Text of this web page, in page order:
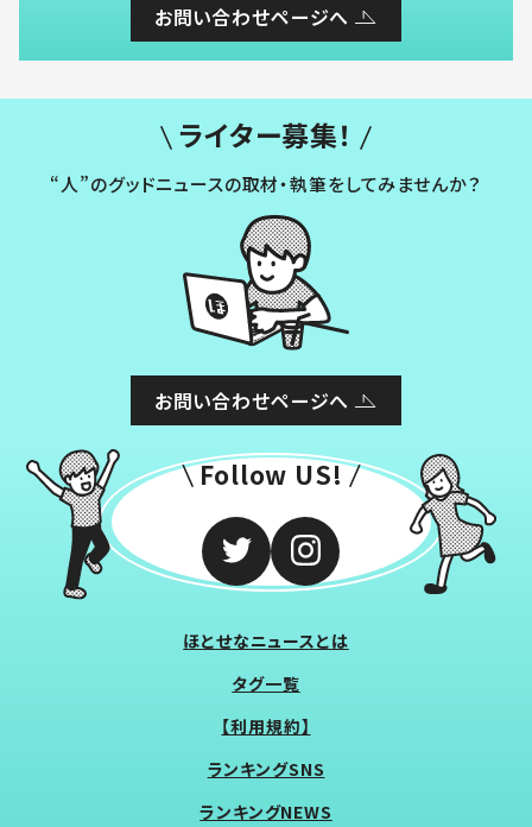
お問い合わせページへ
ライター募集！
“人”のグッドニュースの取材・執筆をしてみませんか？
お問い合わせページへ
Follow US!
ほとせなニュースとは
タグ一覧
【利用規約】
ランキングSNS
ランキングNEWS